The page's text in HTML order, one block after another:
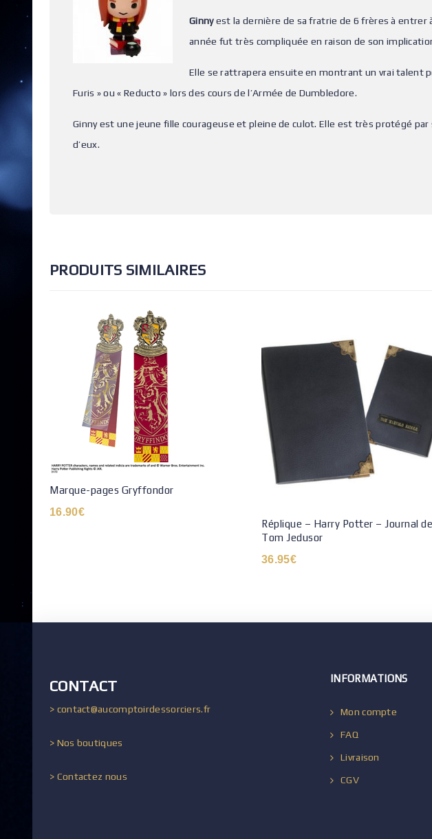
Ginnyest la dernière de sa fratrie de 6 frères à entrer
année fut très compliquée en raison de son
Elle se rattrapera ensuite en montrant un vrai talent
Furis » ou « Reducto » lors des cours de l’Armée de Dumbledore.
Ginny est une jeune fille courageuse et pleine de culot. Elle est très protégé par
d’eux.
PRODUITS SIMILAIRES
Marque-pages Gryffondor
16.90€
Réplique – Harry Potter – Journal de
Tom Jedusor
36.95€
CONTACT
> contact@aucomptoirdessorciers.fr
> Nos boutiques
> Contactez nous
INFORMATIONS
Mon compte
FAQ
Livraison
CGV